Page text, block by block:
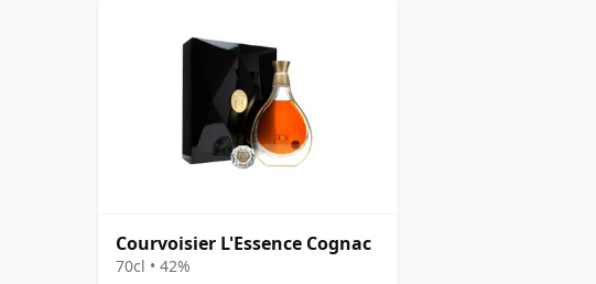
Courvoisier L'Essence Cognac
70cl • 42%